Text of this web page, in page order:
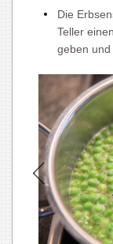
Die
Teller
geben und